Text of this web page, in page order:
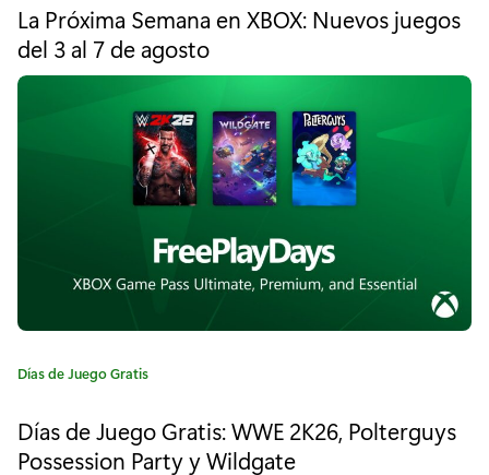
o
i
s
t
e
m
a
d
A
n
e
g
o
La Próxima Semana en XBOX: Nuevos juegos
del 3 al 7 de agosto
C
e
g
Días de Juego Gratis
Días de Juego Gratis: WWE 2K26, Polterguys
Possession Party y Wildgate